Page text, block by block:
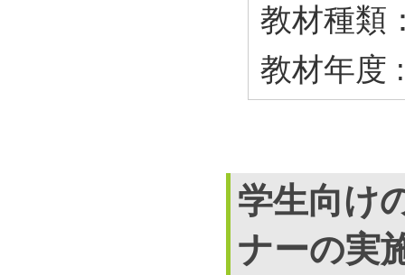
教材種類
教材年度
学生向け
ナーの実